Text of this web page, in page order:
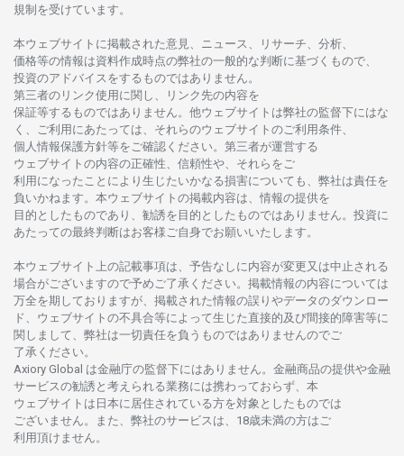
規制を受けています。
本ウェブサイトに掲載さ れた意見、ニュース、リサーチ、分析、
価格等の情報は資料作成時点の弊社の一般的な判断に基づくもので、
投資のアドバイスをするものではありません。
第三者の リンク使用に関し、 リンク先の内容を
保証等するものではありません。 他ウェブサイトは弊社の監督下にはな
く、
ご利用に あたっては、 それらのウェブサイトの ご利用条件、
個人情報保護方針等を ご確認ください。 第三者が運営する
ウェブサイトの内容の正確性、信頼性や、それらをご
利用になったことにより 生じたいかなる損害についても、 弊社は責任を
負いかね ます。 本ウェブサイトの掲載内容は、 情報の提供を
目的としたものであり、 勧誘を 目的としたものではありません。 投資に
あたっての最終判断はお客様ご自身でお願いいたします。
本ウェブサイト 上の記載事項は、 予告なしに 内容が変更又は中止さ れる
場合がございますので予めご了承ください。 掲載情報の内容については
万全を期しておりますが、 掲載さ れた情報の誤りやデータのダウンロー
ド、 ウェブサイトの不具合等に よって生じた 直接的及び間接的障害等に
関し まして、 弊社は一切責任を負うものではありませんのでご
了承ください。
Axiory Global は金融庁の監督下にはありません。 金融商品の提供や金融
サービスの勧誘と 考えられる業務には携わっておらず、 本
ウェブサイトは 日本に 居住さ れている方を対象としたものでは
ございません。
また、 弊社のサービスは、18歳未満の方は ご
利用頂けません 。